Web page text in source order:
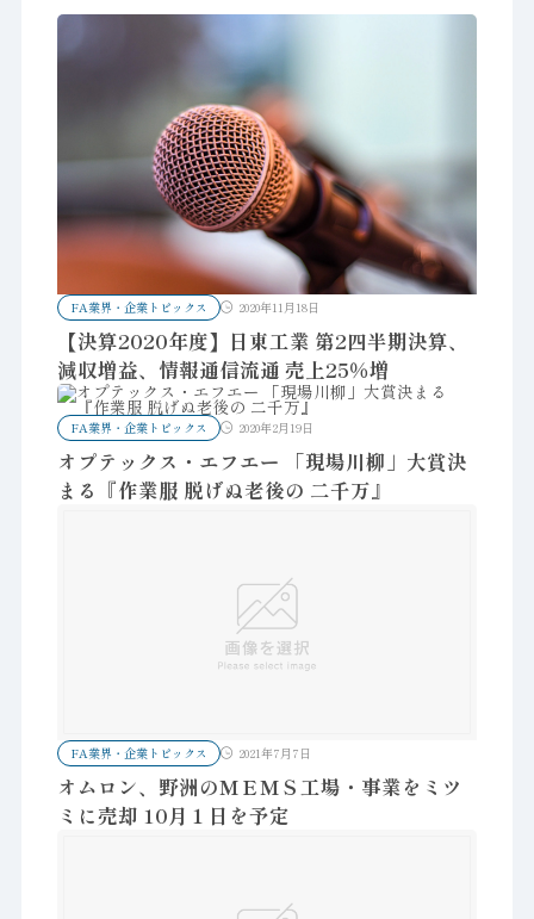
FA業界・企業トピックス 2020年11月18日
【決算2020年度】日東工業 第2四半期決算、
減収増益、情報通信流通 売上25％増
FA業界・企業トピックス 2020年2月19日
オプテックス・エフエー 「現場川柳」大賞決
まる『作業服 脱げぬ老後の 二千万』
FA業界・企業トピックス 2021年7月7日
オムロン、野洲のＭＥＭＳ工場・事業をミツ
ミに売却 10月１日を予定